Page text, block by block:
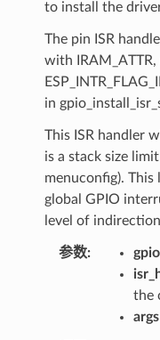
to install the
The pin ISR
with IRAM_ATTR,
in
This ISR handler
is a stack size
menuconfig).
global GPIO
level of
参数
the
args